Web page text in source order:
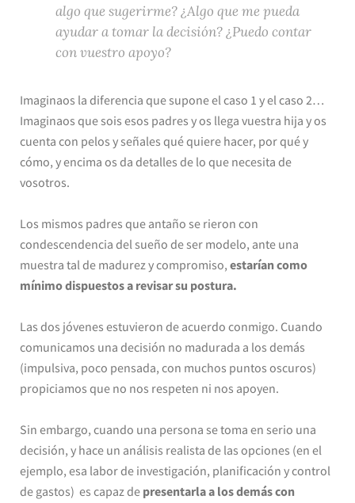
algo que sugerirme? ¿Algo que me pueda
ayudar a tomar la decisión? ¿Puedo contar
con vuestro apoyo?
Imaginaos la diferencia que supone el caso 1 y el caso 2…
Imaginaos que sois esos padres y os llega vuestra hija y os
cuenta con pelos y señales qué quiere hacer, por qué y
cómo, y encima os da detalles de lo que necesita de
vosotros.
Los mismos padres que antaño se rieron con
condescendencia del sueño de ser modelo, ante una
muestra tal de madurez y compromiso, estarían como
mínimo dispuestos a revisar su postura.
Las dos jóvenes estuvieron de acuerdo conmigo. Cuando
comunicamos una decisión no madurada a los demás
(impulsiva, poco pensada, con muchos puntos oscuros)
propiciamos que no nos respeten ni nos apoyen.
Sin embargo, cuando una persona se toma en serio una
decisión, y hace un análisis realista de las opciones (en el
ejemplo, esa labor de investigación, planificación y control
de gastos) es capaz de presentarla a los demás con